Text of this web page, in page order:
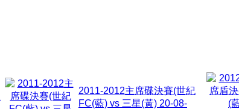
2011-2012主席碟決賽(世紀
FC(藍) vs 三星(黃) 20-08-